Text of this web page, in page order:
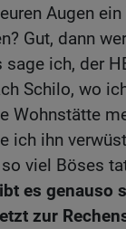
Augen
Gut, dann
sage ich, der
Schilo, wo
Wohnstätte
ich ihn
viel Böses
es genauso
zur